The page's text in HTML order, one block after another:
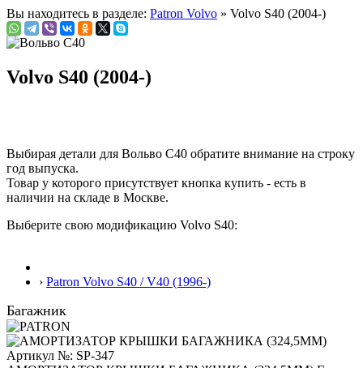
Вы находитесь в разделе: Patron Volvo » Volvo S40 (2004-)
Volvo S40 (2004-)
Выбирая детали для Вольво С40 обратите внимание на строку
год выпуска.
Товар у которого присутствует кнопка купить - есть в
наличии на складе в Москве.
Выберите свою модификацию Volvo S40:
› Patron Volvo S40 / V40 (1996-)
Багажник
Артикул №: SP-347